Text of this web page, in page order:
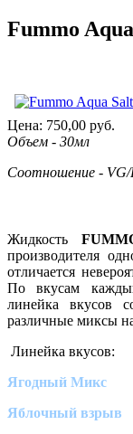
Fummo
Цена: 750,00 руб.
Объем - 30мл
Соотношение - VG/
Жидкость
производителя
отличается
По вкусам
линейка вкусов
различные миксы
Линейка вкусов:
Ягодный Микс
Яблочный взрыв